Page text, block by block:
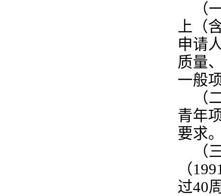
（
上（
申请
质量
一般
（
青年
要求
（
（
过40